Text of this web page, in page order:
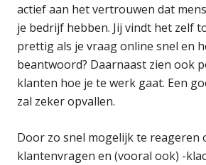
actief aan het vertrouwen dat
je bedrijf hebben. Jij vindt het zelf
prettig als je vraag online snel en
beantwoord? Daarnaast zien ook
klanten hoe je te werk gaat. Een
zal zeker opvallen.
Door zo snel mogelijk te reageren
klantenvragen en (vooral ook) -